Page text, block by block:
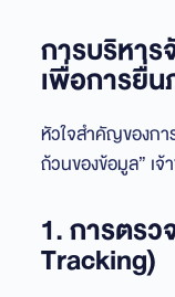
การบริหาร
เพื่อการยื่
หัวใจสำคัญของก
ถ้วนของข้อมูล” เ
1. การตรว
Tracking)